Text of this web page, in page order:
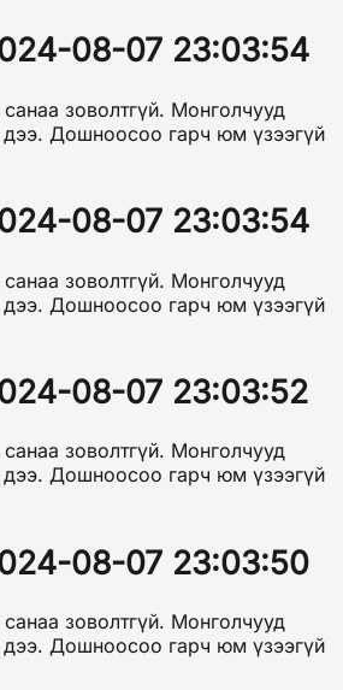
08-07 23:03:54
зоволтгүй. Монголчууд
дээ. Дошноосоо гарч юм үзээгүй
08-07 23:03:54
зоволтгүй. Монголчууд
дээ. Дошноосоо гарч юм үзээгүй
08-07 23:03:52
зоволтгүй. Монголчууд
дээ. Дошноосоо гарч юм үзээгүй
08-07 23:03:50
зоволтгүй. Монголчууд
дээ. Дошноосоо гарч юм үзээгүй